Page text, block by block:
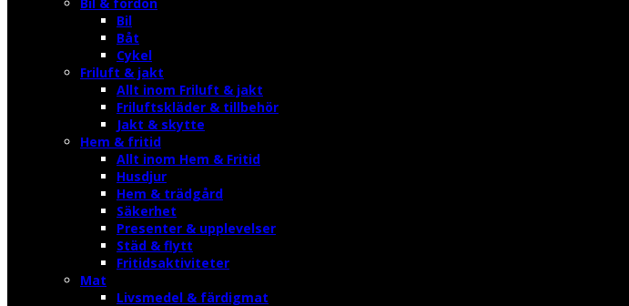
Bil
Båt
Cykel
Friluft & jakt
Allt inom Friluft & jakt
Friluftskläder & tillbehör
Jakt & skytte
Hem & fritid
Allt inom Hem & Fritid
Husdjur
Hem & trädgård
Säkerhet
Presenter & upplevelser
Städ & flytt
Fritidsaktiviteter
Mat
Livsmedel & färdigmat